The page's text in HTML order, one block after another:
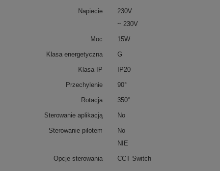
Napiecie
230V
~ 230V
Moc 15W
Klasa energetyczna G
Klasa IP IP20
Przechylenie 90°
Rotacja 350°
Sterowanie aplikacją No
Sterowanie pilotem
No
NIE
Opcje sterowania CCT Switch